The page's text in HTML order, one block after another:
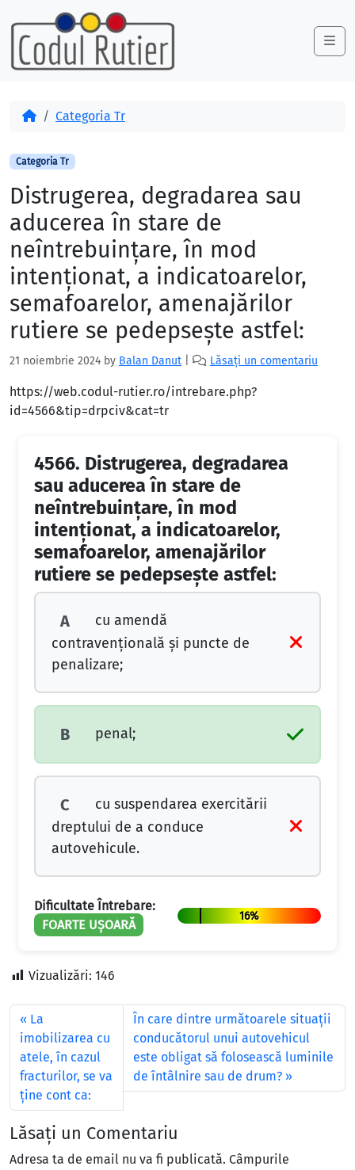
Skip to content
Skip to footer
AcasăCategoria Tr
Categoria Tr
Distrugerea, degradarea sau
aducerea în stare de
neîntrebuințare, în mod
intenționat, a indicatoarelor,
semafoarelor, amenajărilor
rutiere se pedepsește astfel:
21 noiembrie 2024 by Balan Danut Lăsați un comentariu
https://web.codul-rutier.ro/intrebare.php?
id=4566&tip=drpciv&cat=tr
4566. Distrugerea, degradarea
sau aducerea în stare de
neîntrebuințare, în mod
intenționat, a indicatoarelor,
semafoarelor, amenajărilor
rutiere se pedepsește astfel:
A
cu amendă
contravențională și puncte de
penalizare;
B penal;
C
cu suspendarea exercitării
dreptului de a conduce
autovehicule.
Dificultate Întrebare:
FOARTE UȘOARĂ
16%
Vizualizări: 146
La
imobilizarea cu
atele, în cazul
fracturilor, se va
ţine cont ca:
În care dintre următoarele situaţii
conducătorul unui autovehicul
este obligat să folosească luminile
de întâlnire sau de drum?
Lăsați un Comentariu
Adresa ta de email nu va fi publicată. Câmpurile